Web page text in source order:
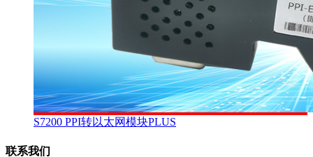
S7200 PPI转以太网模块PLUS
联系我们